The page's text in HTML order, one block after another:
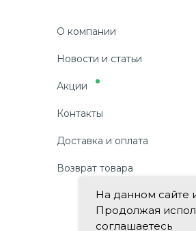
О компании
Новости и статьи
Акции
Контакты
Доставка и оплата
Возврат товара
На данном сайте
Продолжая
соглашаетесь